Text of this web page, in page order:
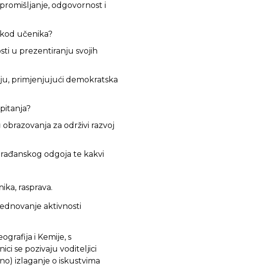
odgovornost i
učenika?
u prezentiranju svojih
primjenjujući demokratska
za održivi razvoj
odgoja te kakvi
rasprava.
aktivnosti
i Kemije, s
se pozivaju voditeljici
izlaganje o iskustvima